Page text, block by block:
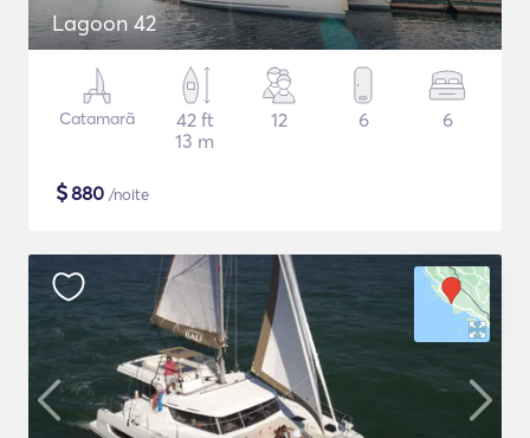
Lagoon 42
Catamarã
42 ft
13 m
12 6 6
$880 /noite